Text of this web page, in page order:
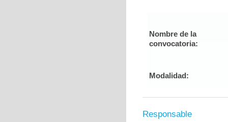
Nombre de la
convocatoria:
Modalidad:
Responsable